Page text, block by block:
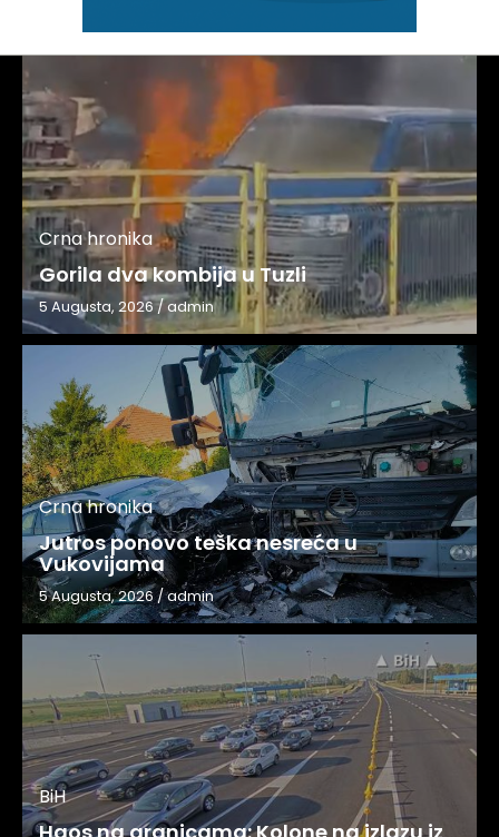
Crna hronika
Gorila dva kombija u Tuzli
5 Augusta, 2026/admin
Crna hronika
Jutros ponovo teška nesreća u
Vukovijama
5 Augusta, 2026/admin
BiH